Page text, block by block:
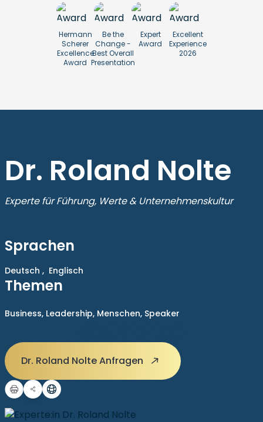
Hermann
Scherer
Excellence
Award
Be the
Change -
Best Overall
Presentation
Expert
Award
Excellent
Experience
2026
Dr. Roland Nolte
Experte für Führung, Werte & Unternehmenskultur
Sprachen
Deutsch , Englisch
Themen
Business, Leadership, Menschen, Speaker
Dr. Roland Nolte Anfragen